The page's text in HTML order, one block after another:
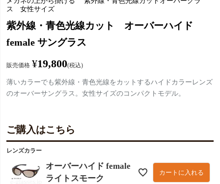
ス 女性サイズ
紫外線・青色光線カット オーバーハイド
female サングラス
販売価格 ¥19,800 税込
薄いカラーでも紫外線・青色光線をカットするハイドカラーレンズ
のオーバーサングラス。女性サイズのコンパクトモデル。
ご購入はこちら
レンズカラー
オーバーハイド female
ライトスモーク
カートに入れる